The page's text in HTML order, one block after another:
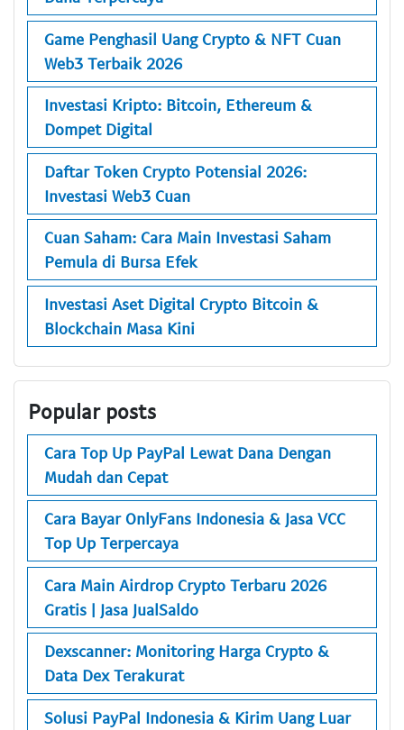
Game Penghasil Uang Crypto & NFT Cuan
Web3 Terbaik 2026
Investasi Kripto: Bitcoin, Ethereum &
Dompet Digital
Daftar Token Crypto Potensial 2026:
Investasi Web3 Cuan
Cuan Saham: Cara Main Investasi Saham
Pemula di Bursa Efek
Investasi Aset Digital Crypto Bitcoin &
Blockchain Masa Kini
Popular posts
Cara Top Up PayPal Lewat Dana Dengan
Mudah dan Cepat
Cara Bayar OnlyFans Indonesia & Jasa VCC
Top Up Terpercaya
Cara Main Airdrop Crypto Terbaru 2026
Gratis | Jasa JualSaldo
Dexscanner: Monitoring Harga Crypto &
Data Dex Terakurat
Solusi PayPal Indonesia & Kirim Uang Luar